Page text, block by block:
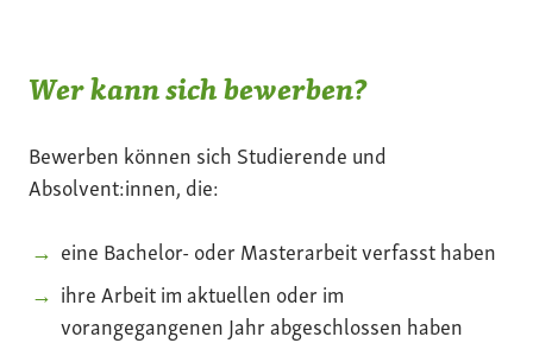
Wer kann sich bewerben?
Bewerben können sich Studierende und
Absolvent:innen, die:
eine Bachelor- oder Masterarbeit verfasst haben
ihre Arbeit im aktuellen oder im
vorangegangenen Jahr abgeschlossen haben